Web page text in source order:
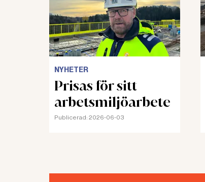
NYHETER
Prisas för sitt
arbetsmiljöarbete
Publicerad: 2026-06-03